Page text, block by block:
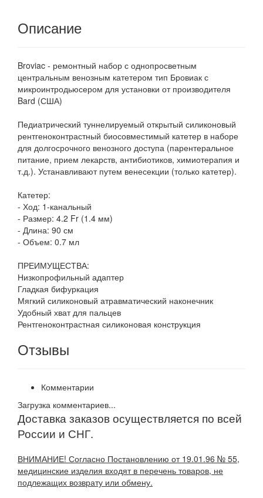
Описание
Broviac - ремонтный набор с однопросветным
центральным венозным катетером тип Бровиак с
микроинтродьюсером для установки от производителя
Bard (США)
Педиатрический туннелируемый открытый силиконовый
рентгеноконтрастный биосовместимый катетер в наборе
для долгосрочного венозного доступа (парентеральное
питание, прием лекарств, антибиотиков, химиотерапия и
т.д.). Устанавливают путем венесекции (только катетер).
Катетер:
- Ход: 1-канальный
- Размер: 4.2 Fr (1.4 мм)
- Длина: 90 см
- Объем: 0.7 мл
ПРЕИМУЩЕСТВА:
Низкопрофильный адаптер
Гладкая бифуркация
Мягкий силиконовый атравматический наконечник
Удобный хват для пальцев
Рентгеноконтрастная силиконовая конструкция
Отзывы
Комментарии
Загрузка комментариев...
Доставка заказов осуществляется по всей
России и СНГ.
ВНИМАНИЕ! Согласно Постановлению от 19.01.96 № 55,
медицинские изделия входят в перечень товаров, не
подлежащих возврату или обмену.